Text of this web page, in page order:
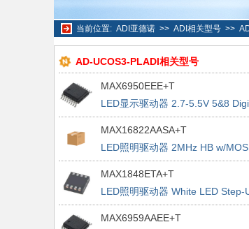
当前位置: ADI亚德诺 >> ADI相关型号 >>
AD-UCOS3-PLADI相关型号
MAX6950EEE+T
LED显示驱动器 2.7-5.5V 5&8
LED Display Driver
MAX16822AASA+T
LED照明驱动器 2MHz HB w/
& HSide Crnt Sense
MAX1848ETA+T
LED照明驱动器 White LED Step-
MAX6959AAEE+T